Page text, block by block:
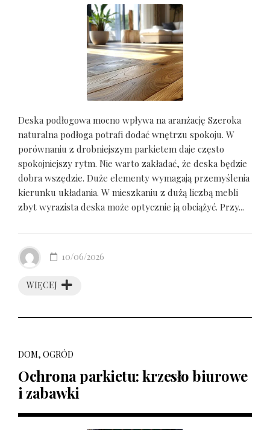
Deska podłogowa mocno wpływa na aranżację Szeroka
naturalna podłoga potrafi dodać wnętrzu spokoju. W
porównaniu z drobniejszym parkietem daje często
spokojniejszy rytm. Nie warto zakładać, że deska będzie
dobra wszędzie. Duże elementy wymagają przemyślenia
kierunku układania. W mieszkaniu z dużą liczbą mebli
zbyt wyrazista deska może optycznie ją obciążyć. Przy...
WIĘCEJ
10/06/2026
DOM, OGRÓD
Ochrona parkietu: krzesło biurowe
i zabawki